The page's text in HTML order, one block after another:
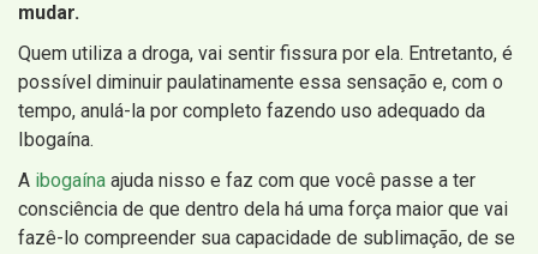
mudar.
Quem utiliza a droga, vai sentir fissura por ela. Entretanto, é
possível diminuir paulatinamente essa sensação e, com o
tempo, anulá-la por completo fazendo uso adequado da
Ibogaína.
A ibogaína ajuda nisso e faz com que você passe a ter
consciência de que dentro dela há uma força maior que vai
fazê-lo compreender sua capacidade de sublimação, de se